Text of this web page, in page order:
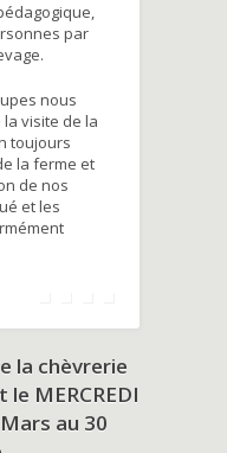
par
nous
visite de la
toujours
la ferme et
de nos
et les
la chèvrerie
MERCREDI
au 30